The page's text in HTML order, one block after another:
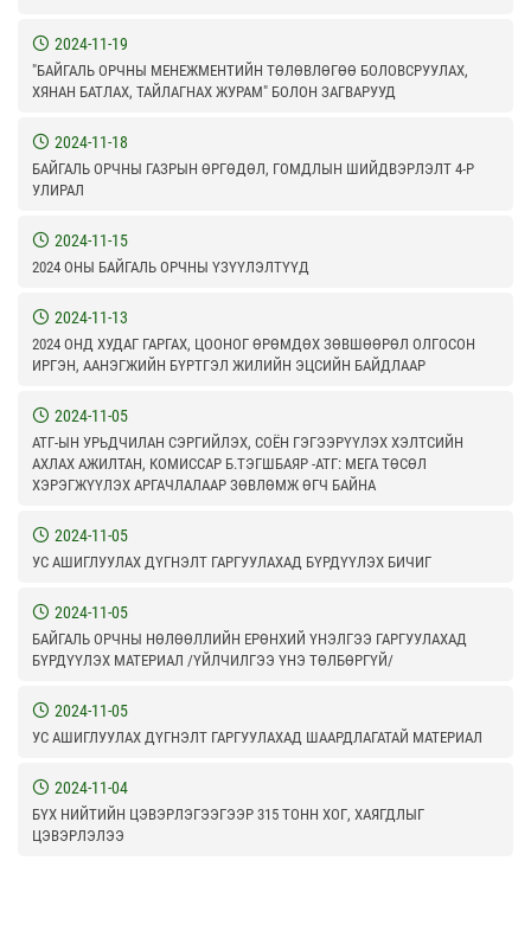
2024-11-19
"БАЙГАЛЬ ОРЧНЫ МЕНЕЖМЕНТИЙН ТӨЛӨВЛӨГӨӨ БОЛОВСРУУЛАХ,
ХЯНАН БАТЛАХ, ТАЙЛАГНАХ ЖУРАМ" БОЛОН ЗАГВАРУУД
2024-11-18
БАЙГАЛЬ ОРЧНЫ ГАЗРЫН ӨРГӨДӨЛ, ГОМДЛЫН ШИЙДВЭРЛЭЛТ 4-Р
УЛИРАЛ
2024-11-15
2024 ОНЫ БАЙГАЛЬ ОРЧНЫ ҮЗҮҮЛЭЛТҮҮД
2024-11-13
2024 ОНД ХУДАГ ГАРГАХ, ЦООНОГ ӨРӨМДӨХ ЗӨВШӨӨРӨЛ ОЛГОСОН
ИРГЭН, ААНЭГЖИЙН БҮРТГЭЛ ЖИЛИЙН ЭЦСИЙН БАЙДЛААР
2024-11-05
АТГ-ЫН УРЬДЧИЛАН СЭРГИЙЛЭХ, СОЁН ГЭГЭЭРҮҮЛЭХ ХЭЛТСИЙН
АХЛАХ АЖИЛТАН, КОМИССАР Б.ТЭГШБАЯР -АТГ: МЕГА ТӨСӨЛ
ХЭРЭГЖҮҮЛЭХ АРГАЧЛАЛААР ЗӨВЛӨМЖ ӨГЧ БАЙНА
2024-11-05
УС АШИГЛУУЛАХ ДҮГНЭЛТ ГАРГУУЛАХАД БҮРДҮҮЛЭХ БИЧИГ
2024-11-05
БАЙГАЛЬ ОРЧНЫ НӨЛӨӨЛЛИЙН ЕРӨНХИЙ ҮНЭЛГЭЭ ГАРГУУЛАХАД
БҮРДҮҮЛЭХ МАТЕРИАЛ /ҮЙЛЧИЛГЭЭ ҮНЭ ТӨЛБӨРГҮЙ/
2024-11-05
УС АШИГЛУУЛАХ ДҮГНЭЛТ ГАРГУУЛАХАД ШААРДЛАГАТАЙ МАТЕРИАЛ
2024-11-04
БҮХ НИЙТИЙН ЦЭВЭРЛЭГЭЭГЭЭР 315 ТОНН ХОГ, ХАЯГДЛЫГ
ЦЭВЭРЛЭЛЭЭ